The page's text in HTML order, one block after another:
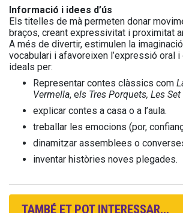
Informació i idees d’ús
Els titelles de mà permeten donar
braços, creant expressivitat i proximitat
A més de divertir, estimulen la
vocabulari i afavoreixen l’expressió oral i
ideals per:
Representar contes clàssics com
Vermella, els Tres Porquets, Les Set
explicar contes a casa o a l’aula.
treballar les emocions (por,
dinamitzar assemblees o
inventar històries noves plegades.
TAMBÉ ET POT INTERESSAR...